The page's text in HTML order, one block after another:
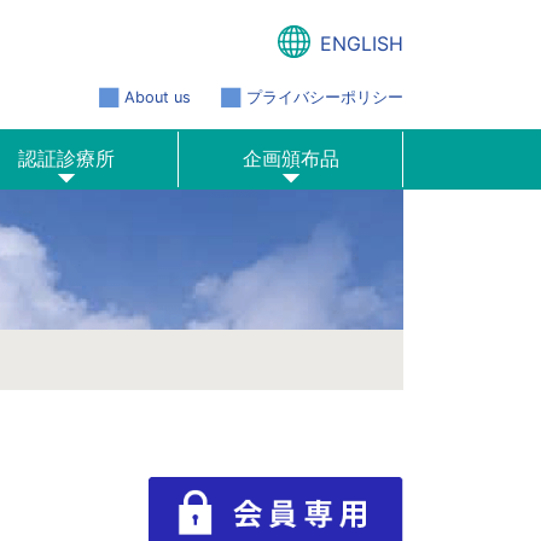
ENGLISH
About us プライバシーポリシー
認証診療所 企画頒布品